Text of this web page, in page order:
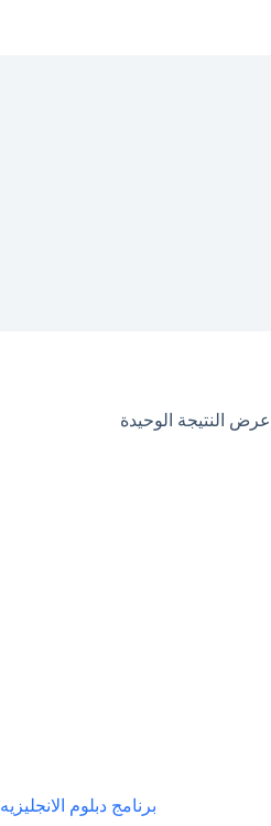
عرض النتيجة الوحيدة
برنامج دبلوم الانجليزيه